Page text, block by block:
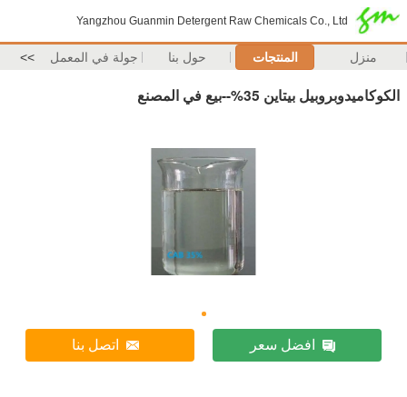
Yangzhou Guanmin Detergent Raw Chemicals Co., Ltd
منزل المنتجات حول بنا جولة في المعمل >>
الكوكاميدوبروبيل بيتاين 35%--بيع في المصنع
افضل سعر اتصل بنا